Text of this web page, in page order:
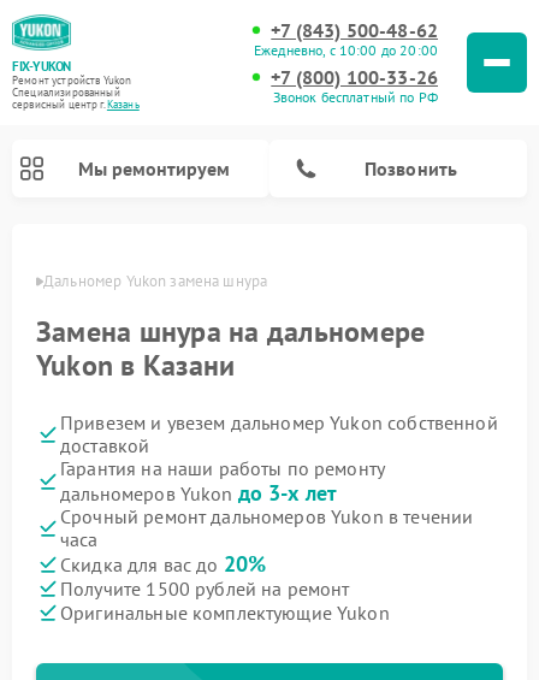
FIX-YUKON
Ремонт устройств Yukon
Специализированный
cервисный центр г.Казань
+7 (843) 500-48-62
Ежедневно, с 10:00 до 20:00
+7 (800) 100-33-26
Звонок бесплатный по РФ
Мы ремонтируем Позвонить
Дальномер Yukon замена шнура
Замена шнура на дальномере
Yukon в Казани
Привезем и увезем дальномер Yukon собственной
доставкой
Гарантия на наши работы по ремонту
дальномеров Yukon до 3-х лет
Срочный ремонт дальномеров Yukon в течении
часа
Скидка для вас до 20%
Получите 1500 рублей на ремонт
Оригинальные комплектующие Yukon